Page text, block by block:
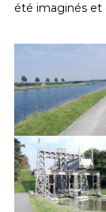
été imaginés et